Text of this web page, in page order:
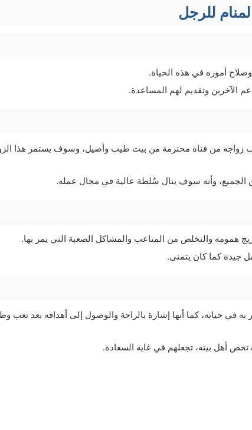
للرجل
أموره في هذه الحياة.
الآخرين وتقديم لهم المساعدة.
زواجه من فتاة محترمة من بيت طيب وأصيل، وسوف يستمر هذا
الجميع، وأنه سوف ينال سُلطة عالية في مجال عمله.
همومه والتخلص من المتاعب والمشاكل الصعبة التي يمر بها.
جيدة كما كان يتمنى.
في حياته، كما أنها إشارة بالراحة والوصول إلى أهدافه بعد تعب
أهل بيته، تجعلهم في غاية السعادة.